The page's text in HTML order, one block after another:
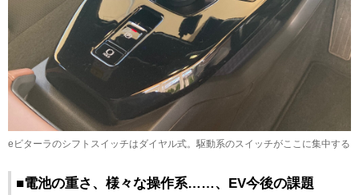
eビターラのシフトスイッチはダイヤル式。駆動系のスイッチがここに集中する
■電池の重さ、様々な操作系……、EV今後の課題